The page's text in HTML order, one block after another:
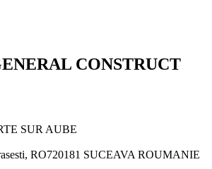
CONSTRUCT
SUR AUBE
RO720181 SUCEAVA ROUMANIE